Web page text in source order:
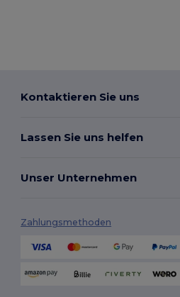
Kontaktieren Sie uns
Lassen Sie uns helfen
Unser Unternehmen
Zahlungsmethoden